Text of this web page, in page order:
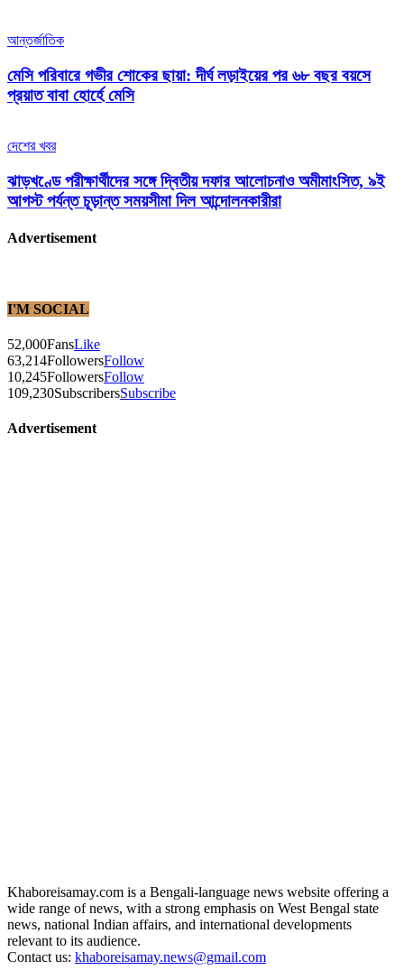
আন্তর্জাতিক
মেসি পরিবারে গভীর শোকের ছায়া: দীর্ঘ লড়াইয়ের পর ৬৮ বছর বয়সে
প্রয়াত বাবা হোর্হে মেসি
দেশের খবর
ঝাড়খণ্ডে পরীক্ষার্থীদের সঙ্গে দ্বিতীয় দফার আলোচনাও অমীমাংসিত, ৯ই
আগস্ট পর্যন্ত চূড়ান্ত সময়সীমা দিল আন্দোলনকারীরা
Advertisement
I'M SOCIAL
52,000FansLike
63,214FollowersFollow
10,245FollowersFollow
109,230SubscribersSubscribe
Advertisement
Khaboreisamay.com is a Bengali-language news website offering a
wide range of news, with a strong emphasis on West Bengal state
news, national Indian affairs, and international developments
relevant to its audience.
Contact us: khaboreisamay.news@gmail.com